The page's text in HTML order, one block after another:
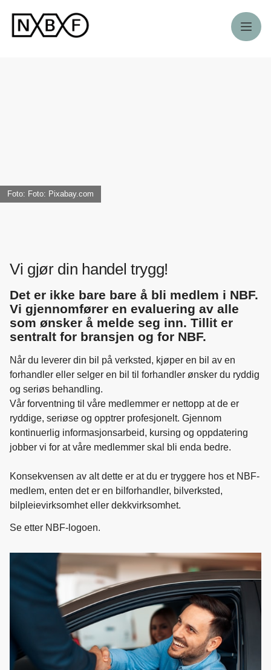
Meny
Foto: Foto: Pixabay.com
Vi gjør din handel trygg!
Det er ikke bare bare å bli medlem i NBF.
Vi gjennomfører en evaluering av alle
som ønsker å melde seg inn. Tillit er
sentralt for bransjen og for NBF.
Når du leverer din bil på verksted, kjøper en bil av en
forhandler eller selger en bil til forhandler ønsker du ryddig
og seriøs behandling.
Vår forventning til våre medlemmer er nettopp at de er
ryddige, seriøse og opptrer profesjonelt. Gjennom
kontinuerlig informasjonsarbeid, kursing og oppdatering
jobber vi for at våre medlemmer skal bli enda bedre.
Konsekvensen av alt dette er at du er tryggere hos et NBF-
medlem, enten det er en bilforhandler, bilverksted,
bilpleievirksomhet eller dekkvirksomhet.
Se etter NBF-logoen.